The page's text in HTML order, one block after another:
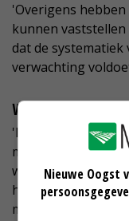
'Overigens
kunnen
dat de systematiek
verwachting
Worden de
'Een hogere
motivatie van
we verstrekken
heeft wel degelijk
markt.
Nieuwe Oogst